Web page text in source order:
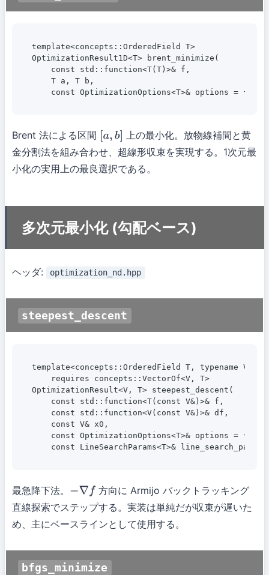
template<concepts::OrderedField T>
OptimizationResult1D<T> brent_minimize(
    const std::function<T(T)>& f,
    T a, T b,
    const OptimizationOptions<T>& options = {});
Brent 法による区間 [a,b] 上の最小化。放物線補間と黄
金分割法を組み合わせ、超線形収束を実現する。1次元最
小化の実用上の最良選択である。
多次元最小化 (勾配ベース)
ヘッダ: optimization_nd.hpp
steepest_descent
template<concepts::OrderedField T, typename V>
    requires concepts::VectorOf<V, T>
OptimizationResult<V, T> steepest_descent(
    const std::function<T(const V&)>& f,
    const std::function<V(const V&)>& df,
    const V& x0,
    const OptimizationOptions<T>& options = {},
const LineSearchParams<T>&
最急降下法。 −∇f
方向に Armijo バックトラッキング
直線探索でステップする。実装は単純だが収束が遅いた
め、主にベースラインとして使用する。
bfgs_minimize